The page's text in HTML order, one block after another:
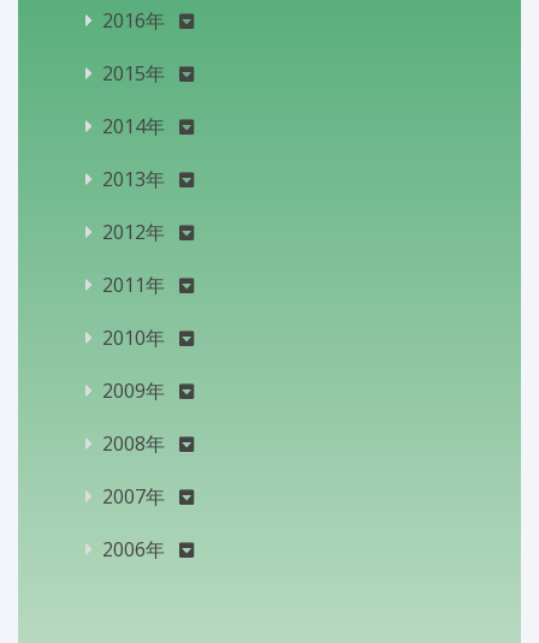
2016年
2015年
2014年
2013年
2012年
2011年
2010年
2009年
2008年
2007年
2006年